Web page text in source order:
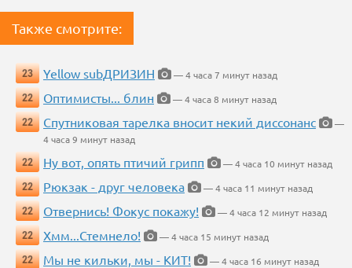
Также смотрите:
23 Yellow subДРИЗИН
— 4 часа 7 минут назад
22
Оптимисты... блин
— 4 часа 8 минут назад
22
Спутниковая тарелка вносит некий диссонанс
—
4 часа 9 минут назад
22
Ну вот, опять птичий грипп
— 4 часа 10 минут назад
22
Рюкзак - друг человека
— 4 часа 11 минут назад
22
Отвернись! Фокус покажу!
— 4 часа 12 минут назад
22
Хмм...Стемнело!
— 4 часа 15 минут назад
22
Мы не кильки, мы - КИТ!
— 4 часа 16 минут назад